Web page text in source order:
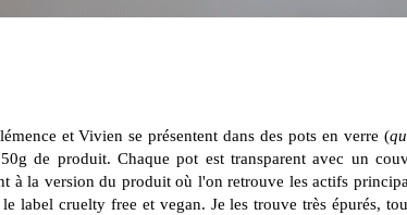
et Vivien se présentent dans des pots en verre (
de produit. Chaque pot est transparent avec un
à la version du produit où l'on retrouve les actifs
label cruelty free et vegan. Je les trouve très épurés,